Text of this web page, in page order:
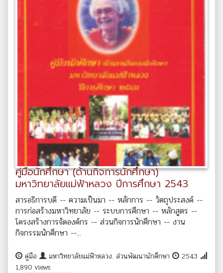
คู่มือนักศึกษา (ด้านกิจการนักศึกษา)
มหาวิทยาลัยแม่ฟ้าหลวง ปีการศึกษา 2543
สารอธิการบดี -- ความเป็นมา -- หลักการ -- วัตถุประสงค์ --
การก่อสร้างมหาวิทยาลัย -- ระบบการศึกษา -- หลักสูตร --
โครงสร้างการจัดองค์กร -- ส่วนกิจการนักศึกษา -- งาน
กิจกรรมนักศึกษา --...
คู่มือ มหาวิทยาลัยแม่ฟ้าหลวง. ส่วนพัฒนานักศึกษา
2543
1,890 views